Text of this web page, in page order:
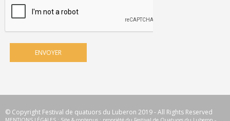
© Copyright Festival de quatuors du Luberon 2019 - All Rights Reserved